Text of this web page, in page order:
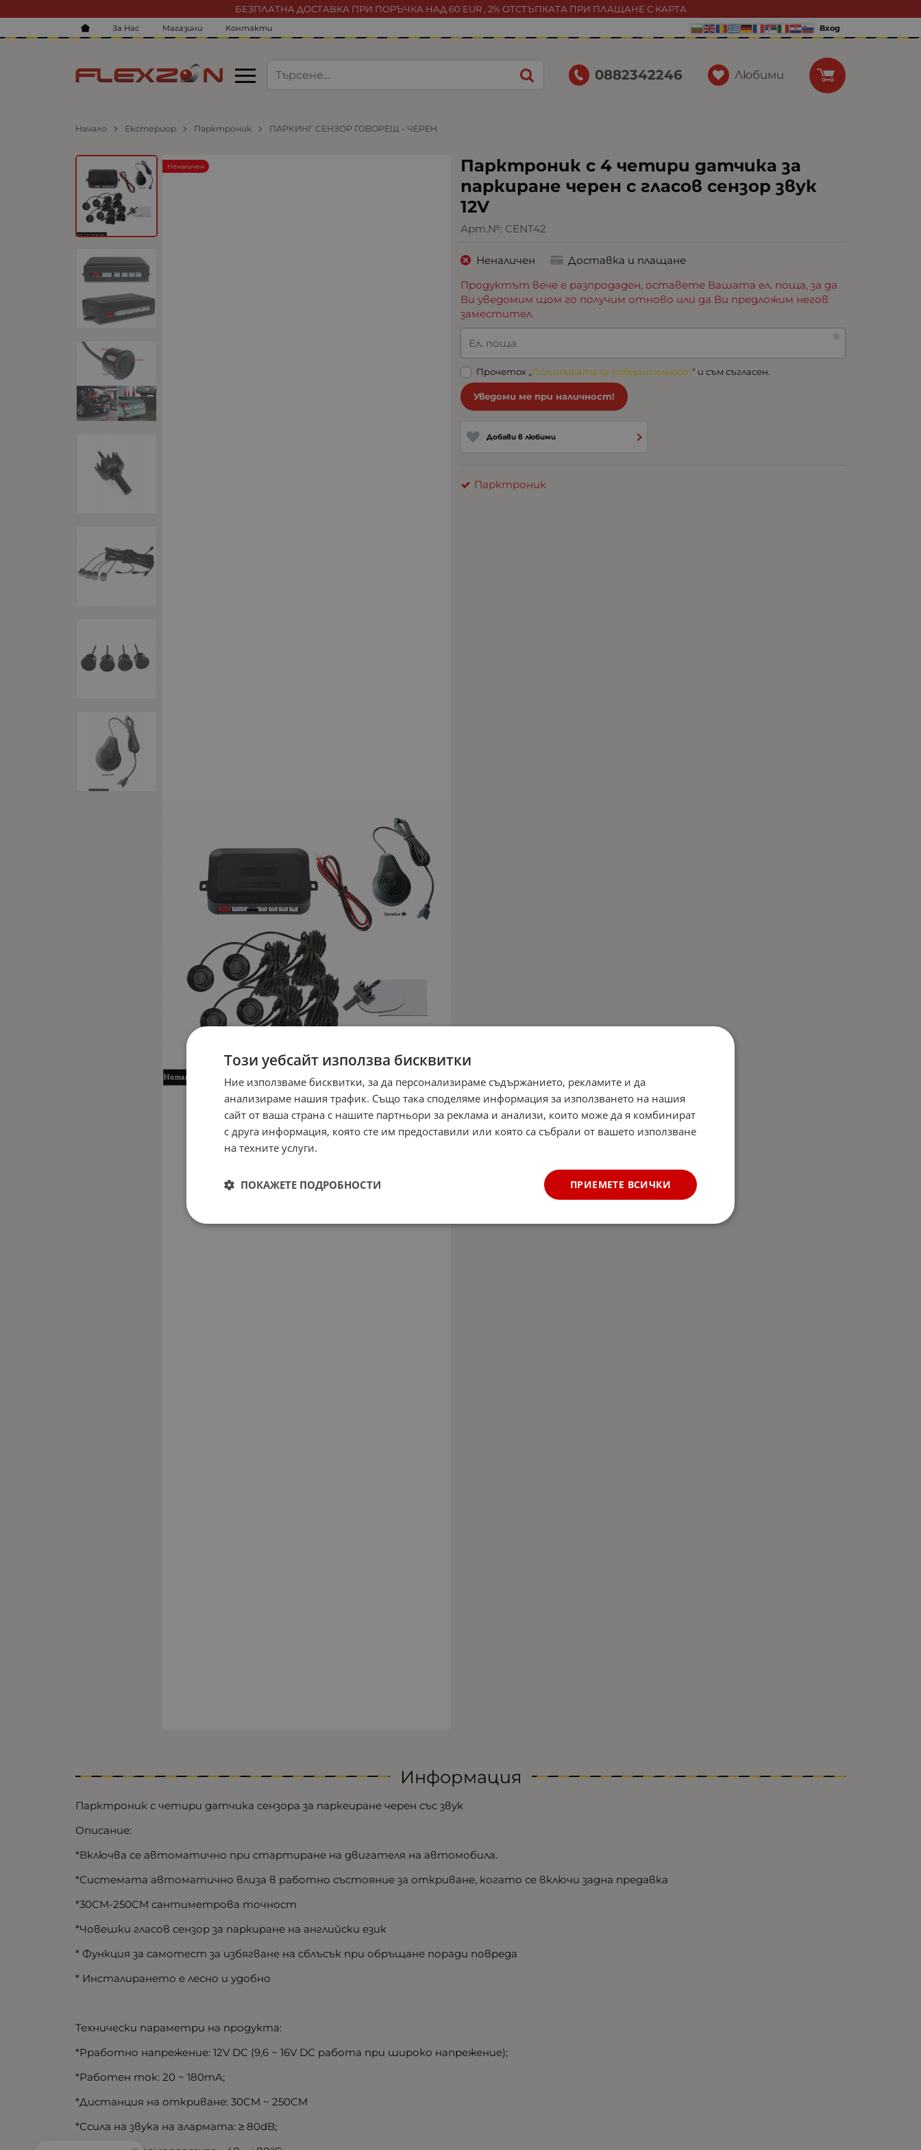
БЕЗПЛАТНА ДОСТАВКА ПРИ ПОРЪЧКА НАД 60 EUR , 2% ОТСТЪПКАТА ПРИ ПЛАЩАНЕ С КАРТА
За Нас Магазини Контакти Вход
0882342246 Любими
Начало Екстериор Парктроник ПАРКИНГ СЕНЗОР ГОВОРЕЩ - ЧЕРЕН
Парктроник с 4 четири датчика за
паркиране черен с гласов сензор звук
12V
Арт.№: CENT42
Неналичен
Неналичен
Доставка и плащане
Продуктът вече е разпродаден, оставете Вашата ел. поща, за да
Ви уведомим щом го получим отново или да Ви предложим негов
заместител.
Ел. поща
Прочетох „Политиката за поверителност“ и съм съгласен.
Уведоми ме при наличност!
Добави в любими
Парктроник
Информация
Парктроник с четири датчика сензора за паркеиране черен със звук
Описание:
*Включва се автоматично при стартиране на двигателя на автомобила.
*Системата автоматично влиза в работно състояние за откриване, когато се включи задна предавка
*30CM-250CM сантиметрова точност
*Човешки гласов сензор за паркиране на английски език
* Функция за самотест за избягване на сблъсък при обръщане поради повреда
* Инсталирането е лесно и удобно
Технически параметри на продукта:
*Рработно напрежение: 12V DC (9,6 ~ 16V DC работа при широко напрежение);
*Работен ток: 20 ~ 180mA;
*Дистанция на откриване: 30CM ~ 250CM
*Ссила на звука на алармата: ≥ 80dB;
Този уебсайт използва бисквитки
Ние използваме бисквитки, за да персонализираме съдържанието, рекламите и да
анализираме нашия трафик. Също така споделяме информация за използването на нашия
сайт от ваша страна с нашите партньори за реклама и анализи, които може да я комбинират
с друга информация, която сте им предоставили или която са събрали от вашето използване
на техните услуги.
ПРИЕМЕТЕ ВСИЧКИ
ПОКАЖЕТЕ ПОДРОБНОСТИ